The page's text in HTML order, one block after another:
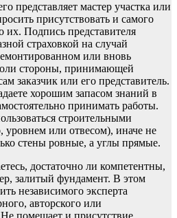
представляет мастер участка или
присутствовать и самого
их. Подпись представителя
страховкой на случай
или вновь
стороны, принимающей
заказчик или его представитель.
хорошим запасом знаний в
принимать работы.
строительными
или отвесом), иначе не
стены ровные, а углы прямые.
достаточно ли компетентны,
залитый фундамент. В этом
независимого эксперта
авторского или